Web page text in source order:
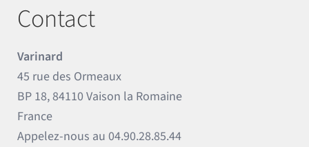
Contact
Varinard
45 rue des Ormeaux
BP 18, 84110 Vaison la Romaine
France
Appelez-nous au04.90.28.85.44